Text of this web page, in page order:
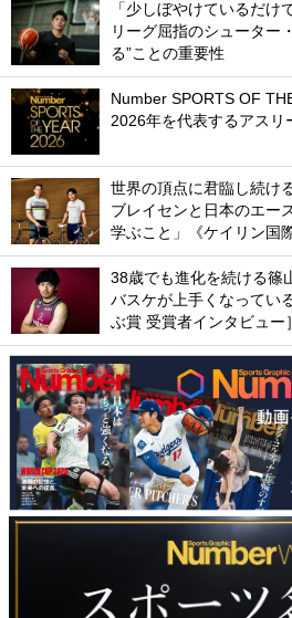
「少しぼやけているだけ
リーグ屈指のシューター
る”ことの重要性
Number SPORTS OF
2026年を代表するアスリ
世界の頂点に君臨し続け
ブレイセンと日本のエー
学ぶこと」《ケイリン国
38歳でも進化を続ける篠
バスケが上手くなってい
ぶ賞 受賞者インタビュー］